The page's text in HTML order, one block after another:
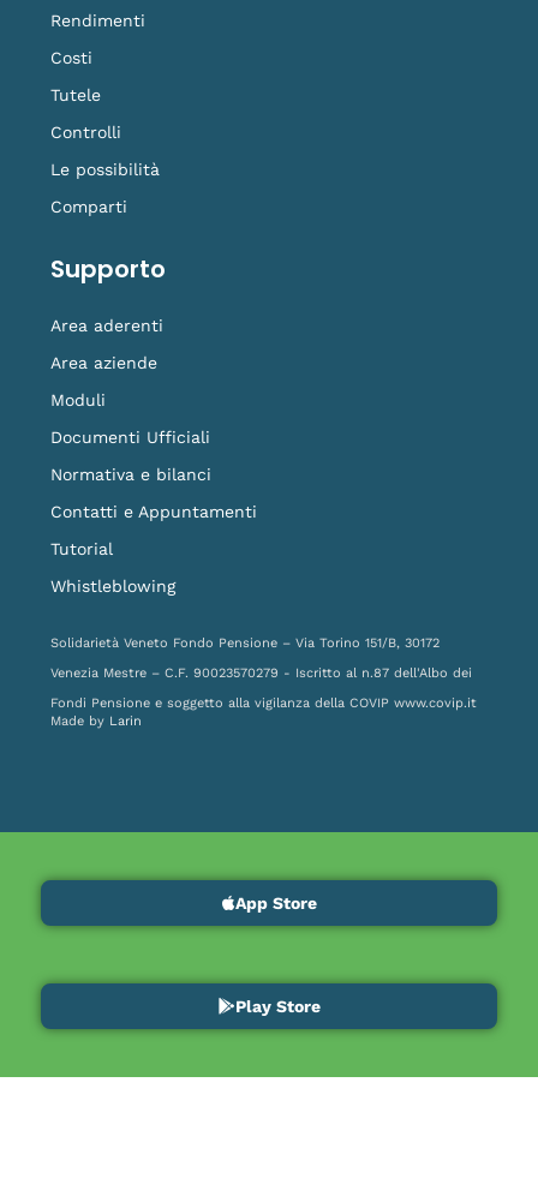
Rendimenti
Costi
Tutele
Controlli
Le possibilità
Comparti
Supporto
Area aderenti
Area aziende
Moduli
Documenti Ufficiali
Normativa e bilanci
Contatti e Appuntamenti
Tutorial
Whistleblowing
Solidarietà Veneto Fondo Pensione – Via Torino 151/B, 30172
Venezia Mestre – C.F. 90023570279 - Iscritto al n.87 dell'Albo dei
Fondi Pensione e soggetto alla vigilanza della COVIP www.covip.it
Made by Larin
App Store
Play Store